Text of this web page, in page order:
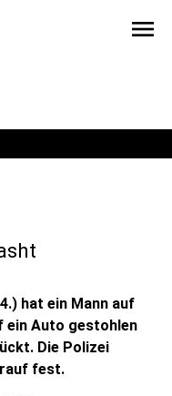
menu
hat ein Mann auf
ein Auto gestohlen
Die Polizei
fest.